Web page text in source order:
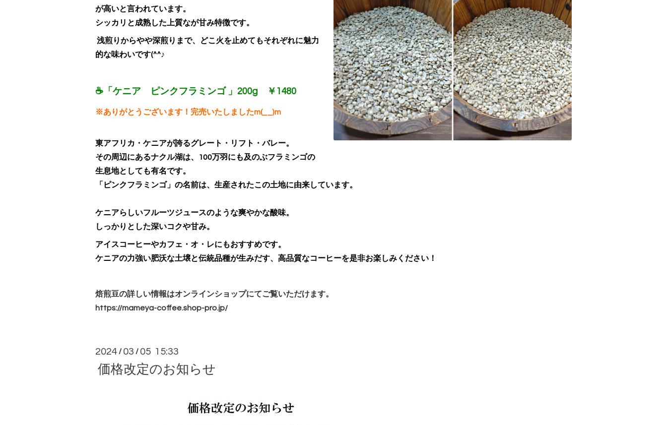
が高いと言われています。
シッカリと成熟した上質なが甘み特徴です。
浅煎りからやや深煎りまで、どこ火を止めてもそれぞれに魅力
的な味わいです(^^♪
☕「ケニア ピンクフラミンゴ 」200g ￥1480
※ありがとうございます！完売いたしましたm(__)m
東アフリカ・ケニアが誇るグレート・リフト・バレー。
その周辺にあるナクル湖は、100万羽にも及のぶフラミンゴの
生息地としても有名です。
「ピンクフラミンゴ」の名前は、生産されたこの土地に由来しています。
ケニアらしいフルーツジュースのような爽やかな酸味。
しっかりとした深いコクや甘み。
アイスコーヒーやカフェ・オ・レにもおすすめです。
ケニアの力強い肥沃な土壌と伝統品種が生みだす、高品質なコーヒーを是非お楽しみください！
焙煎豆の詳しい情報はオンラインショップにてご覧いただけます。
https://mameya-coffee.shop-pro.jp/
2024 / 03 / 05 15:33
価格改定のお知らせ